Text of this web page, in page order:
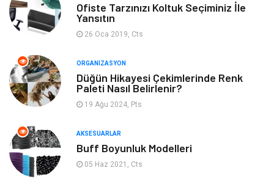
Yeme & İçme Spor
Gençlik & Eğlence Keyif & Hobi
Aksesuarlar
Mobilya
Gayrimenkul
Ofiste Tarzınızı Koltuk Seçiminiz İle
Yansıtın
26 Oca 2019, Cts
ORGANIZASYON
Düğün Hikayesi Çekimlerinde Renk
Paleti Nasıl Belirlenir?
19 Ağu 2024, Pts
AKSESUARLAR
Buff Boyunluk Modelleri
05 Haz 2021, Cts